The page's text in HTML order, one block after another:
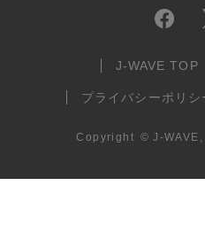
J-WAVE TOP
プライバシーポリシ
Copyright © J-